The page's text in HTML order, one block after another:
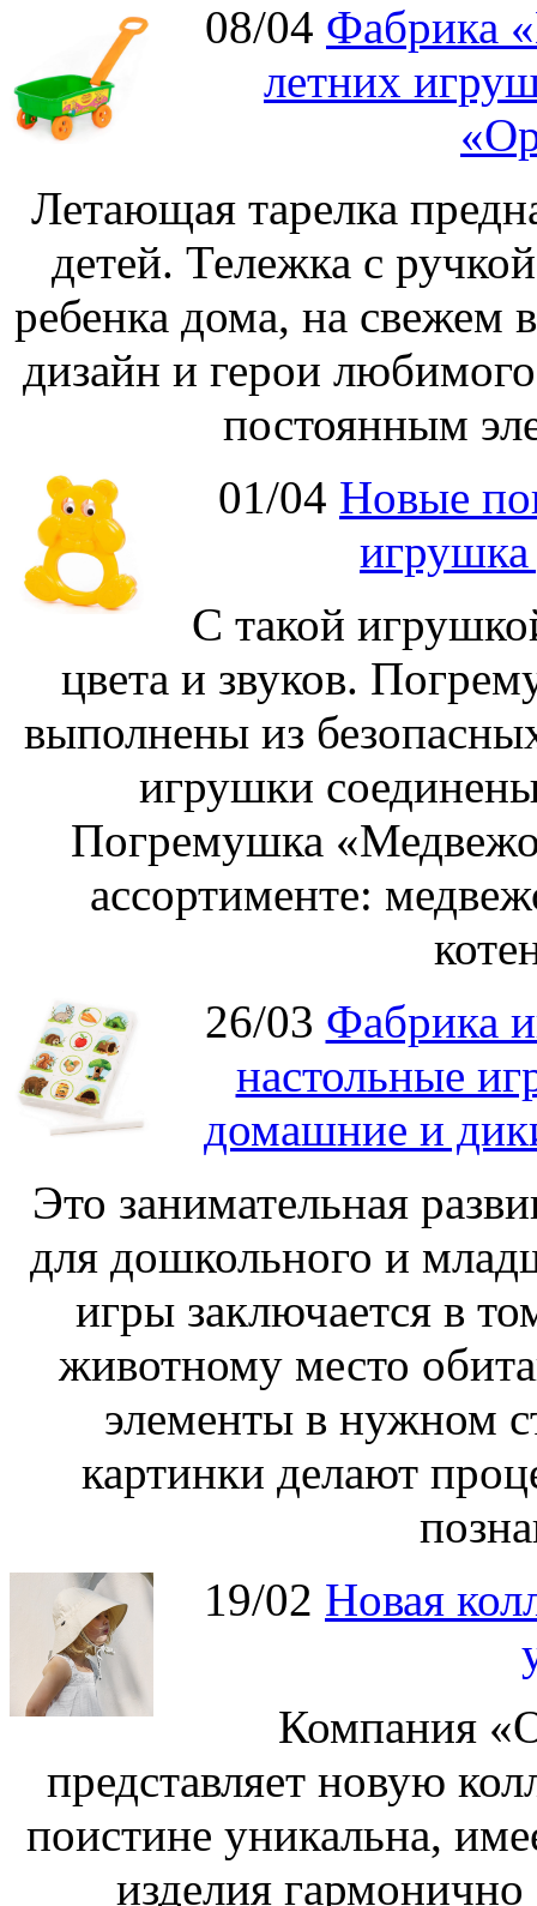
08/04 Фабрика
летних
Летающая тарелка
детей. Тележка с
ребенка дома, на свежем
дизайн и герои
постоянным
01/04 Новые
С такой
цвета и звуков.
выполнены из
игрушки
Погремушка
ассортименте:
26/03 Фабрика
настольные
домашние и
Это занимательная
для дошкольного и
игры заключается в
животному место
элементы в нужном
картинки делают
19/02 Новая
Компания
представляет новую
поистине уникальна,
изделия